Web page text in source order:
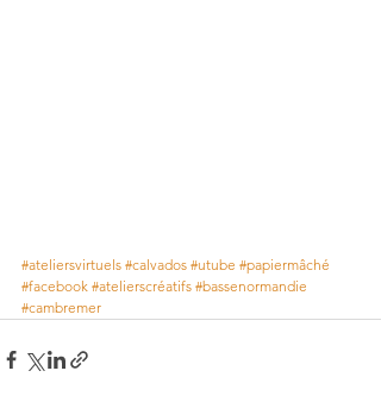
#ateliersvirtuels #calvados #utube #papiermâché
#facebook #atelierscréatifs #bassenormandie
#cambremer